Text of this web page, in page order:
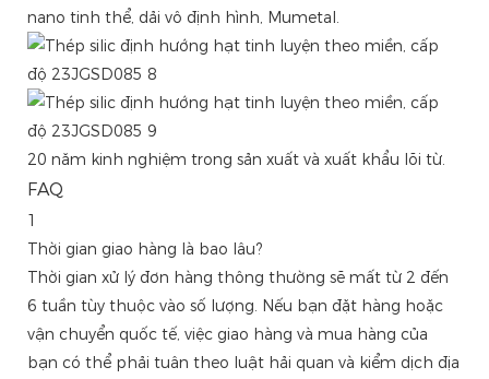
nano tinh thể, dải vô định hình, Mumetal.
20 năm kinh nghiệm trong sản xuất và xuất khẩu lõi từ.
FAQ
1
Thời gian giao hàng là bao lâu?
Thời gian xử lý đơn hàng thông thường sẽ mất từ ​​2 đến
6 tuần tùy thuộc vào số lượng. Nếu bạn đặt hàng hoặc
vận chuyển quốc tế, việc giao hàng và mua hàng của
bạn có thể phải tuân theo luật hải quan và kiểm dịch địa